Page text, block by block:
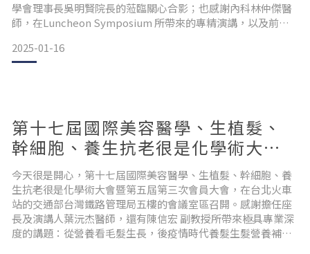
學會理事長吳明賢院長的蒞臨關心合影；也感謝內科林仲傑醫
師，在Luncheon Symposium 所帶來的專精演講，以及前來
學會113年會員大會 #AROUSE雅諾士 #生髮帽 #頭皮分析檢測
儀 #盈發Pro #生髮 #落髮 #醫師推薦 #掉髮治療 #產後落髮 #預
2025-01-16
第十七屆國際美容醫學、生植髮、
幹細胞、養生抗老很是化學術大會
暨第五屆第三次會員大會
今天很是開心，第十七屆國際美容醫學、生植髮、幹細胞、養
生抗老很是化學術大會暨第五屆第三次會員大會，在台北火車
站的交通部台灣鐵路管理局五樓的會議室區召開。感謝擔任座
長及演講人葉沅杰醫師，還有陳信宏 副教授所帶來極具專業深
度的講題：從營養看毛髮生長，後疫情時代養髮生髮營養補充